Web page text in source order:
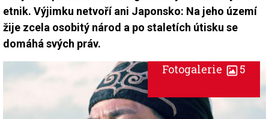
etnik. Výjimku netvoří ani Japonsko: Na jeho území
žije zcela osobitý národ a po staletích útisku se
domáhá svých práv.
Fotogalerie 5